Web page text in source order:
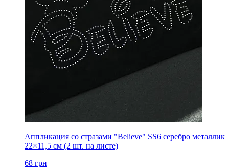
Аппликация со стразами "Believe" SS6 серебро металлик
22×11,5 см (2 шт. на листе)
68 грн